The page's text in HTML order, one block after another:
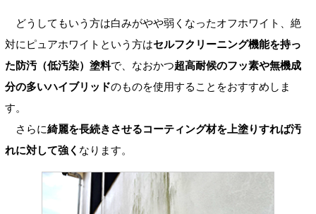
どうしてもいう方は白みがやや弱くなったオフホワイト、絶
対にピュアホワイトという方はセルフクリーニング機能を持っ
た防汚（低汚染）塗料で、なおかつ超高耐候のフッ素や無機成
分の多いハイブリッドのものを使用することをおすすめしま
す。
さらに綺麗を長続きさせるコーティング材を上塗りすれば汚
れに対して強く なります。